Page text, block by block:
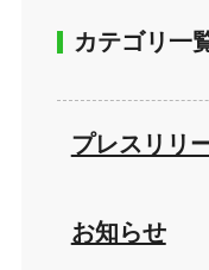
カテゴリ一
プレスリリ
お知らせ